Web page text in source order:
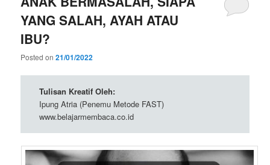
YANG SALAH, AYAH ATAU
IBU?
Posted on21/01/2022
Tulisan Kreatif Oleh:
Ipung Atria (Penemu Metode FAST)
www.belajarmembaca.co.id